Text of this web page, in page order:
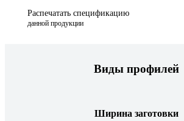
Распечатать спецификацию
данной продукции
Виды профилей
Ширина заготовки